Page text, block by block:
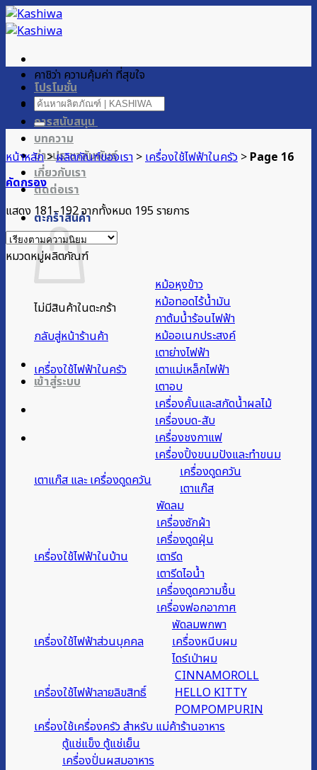
ข้าม
ไป
เนื้อหา
โปรโมชั่น
ผลิตภัณฑ์ของเรา
การสนับสนุน
บทความ
ข่าวประชาสัมพันธ์
เกี่ยวกับเรา
ติดต่อเรา
ตะกร้าสินค้า
ไม่มีสินค้าในตะกร้า
กลับสู่หน้าร้านค้า
เข้าสู่ระบบ
คาชิว่า ความคุ้มค่า ที่สุขใจ
ค้นหา:
หน้าหลัก>ผลิตภัณฑ์ของเรา >เครื่องใช้ไฟฟ้าในครัว > Page 16
คัดกรอง
แสดง 181–192 จากทั้งหมด 195 รายการ
หมวดหมู่ผลิตภัณฑ์
เครื่องใช้ไฟฟ้าในครัว
หม้อหุงข้าว
หม้อทอดไร้น้ำมัน
กาต้มน้ำร้อนไฟฟ้า
หม้ออเนกประสงค์
เตาย่างไฟฟ้า
เตาแม่เหล็กไฟฟ้า
เตาอบ
เครื่องคั้นและสกัดน้ำผลไม้
เครื่องบด-สับ
เครื่องชงกาแฟ
เครื่องปิ้งขนมปังและทำขนม
เตาแก๊ส และ เครื่องดูดควัน
เครื่องดูดควัน
เตาแก๊ส
เครื่องใช้ไฟฟ้าในบ้าน
พัดลม
เครื่องซักผ้า
เครื่องดูดฝุ่น
เตารีด
เตารีดไอน้ำ
เครื่องดูดความชื้น
เครื่องฟอกอากาศ
เครื่องใช้ไฟฟ้าส่วนบุคคล
พัดลมพกพา
เครื่องหนีบผม
ไดร์เป่าผม
เครื่องใช้ไฟฟ้าลายลิขสิทธิ์
CINNAMOROLL
HELLO KITTY
POMPOMPURIN
เครื่องใช้เครื่องครัว สำหรับ แม่ค้าร้านอาหาร
ตู้แช่แข็ง ตู้แช่เย็น
เครื่องปั่นผสมอาหาร